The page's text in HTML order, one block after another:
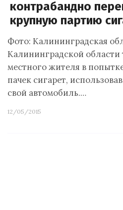
контрабандно
крупную партию
Фото: Калининградская
Калининградской
местного жителя в
пачек сигарет,
свой автомобиль.…
12/05/2015